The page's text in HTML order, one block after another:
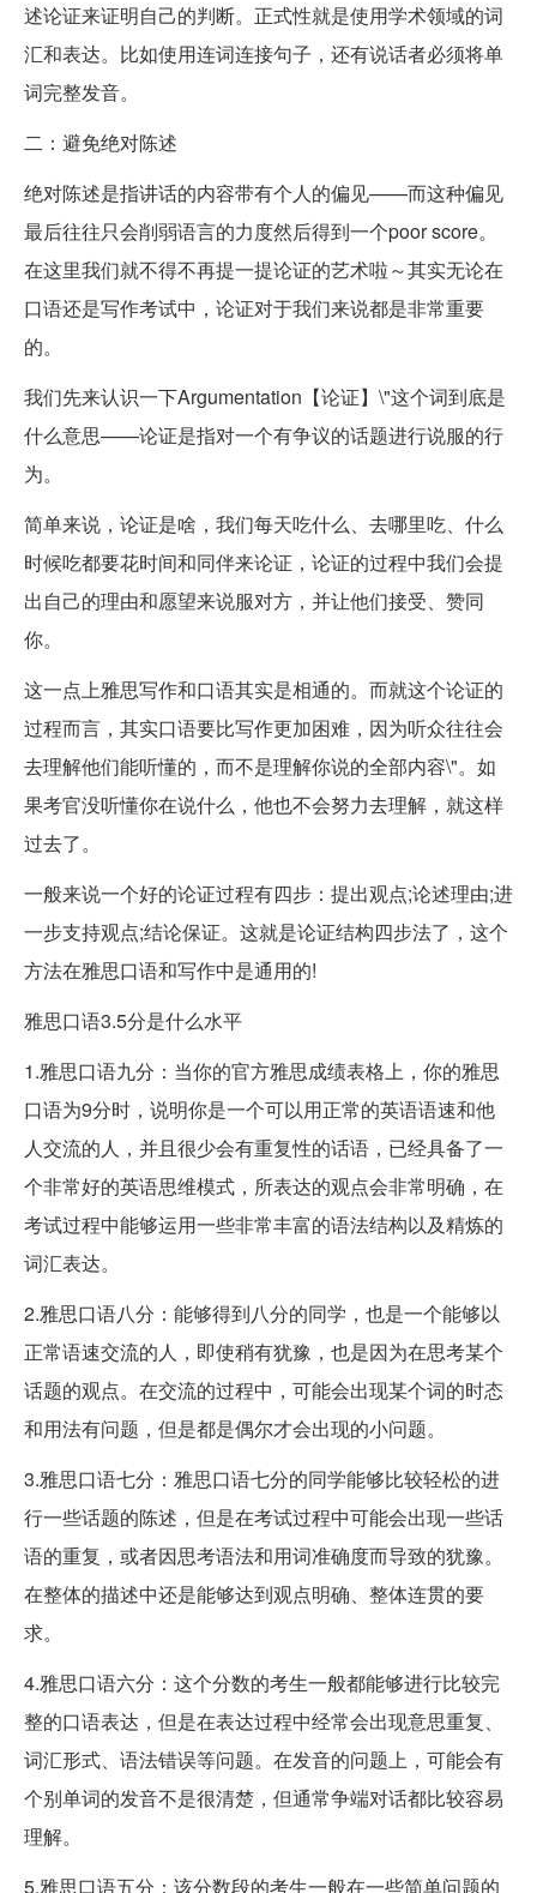
述论证来证明自己的判断。正式性就是使用学术领域的词
汇和表达。比如使用连词连接句子，还有说话者必须将单
词完整发音。
二：避免绝对陈述
绝对陈述是指讲话的内容带有个人的偏见——而这种偏见
最后往往只会削弱语言的力度然后得到一个poor score。
在这里我们就不得不再提一提论证的艺术啦～其实无论在
口语还是写作考试中，论证对于我们来说都是非常重要
的。
我们先来认识一下Argumentation【论证】\"这个词到底是
什么意思——论证是指对一个有争议的话题进行说服的行
为。
简单来说，论证是啥，我们每天吃什么、去哪里吃、什么
时候吃都要花时间和同伴来论证，论证的过程中我们会提
出自己的理由和愿望来说服对方，并让他们接受、赞同
你。
这一点上雅思写作和口语其实是相通的。而就这个论证的
过程而言，其实口语要比写作更加困难，因为听众往往会
去理解他们能听懂的，而不是理解你说的全部内容\"。如
果考官没听懂你在说什么，他也不会努力去理解，就这样
过去了。
一般来说一个好的论证过程有四步：提出观点;论述理由;进
一步支持观点;结论保证。这就是论证结构四步法了，这个
方法在雅思口语和写作中是通用的!
雅思口语3.5分是什么水平
1.雅思口语九分：当你的官方雅思成绩表格上，你的雅思
口语为9分时，说明你是一个可以用正常的英语语速和他
人交流的人，并且很少会有重复性的话语，已经具备了一
个非常好的英语思维模式，所表达的观点会非常明确，在
考试过程中能够运用一些非常丰富的语法结构以及精炼的
词汇表达。
2.雅思口语八分：能够得到八分的同学，也是一个能够以
正常语速交流的人，即使稍有犹豫，也是因为在思考某个
话题的观点。在交流的过程中，可能会出现某个词的时态
和用法有问题，但是都是偶尔才会出现的小问题。
3.雅思口语七分：雅思口语七分的同学能够比较轻松的进
行一些话题的陈述，但是在考试过程中可能会出现一些话
语的重复，或者因思考语法和用词准确度而导致的犹豫。
在整体的描述中还是能够达到观点明确、整体连贯的要
求。
4.雅思口语六分：这个分数的考生一般都能够进行比较完
整的口语表达，但是在表达过程中经常会出现意思重复、
词汇形式、语法错误等问题。在发音的问题上，可能会有
个别单词的发音不是很清楚，但通常争端对话都比较容易
理解。
5.雅思口语五分：该分数段的考生一般在一些简单问题的